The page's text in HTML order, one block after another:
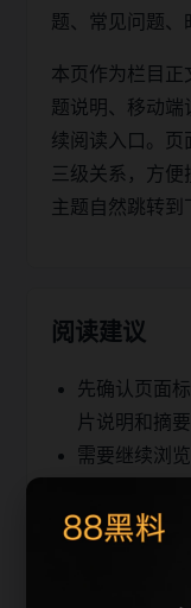
题、常见问题、
本页作为栏目正
题说明、移动端
续阅读入口。页
三级关系，方
主题自然跳转到
阅读建议
先确认页面
片说明和摘要
需要继续浏
移动端访问